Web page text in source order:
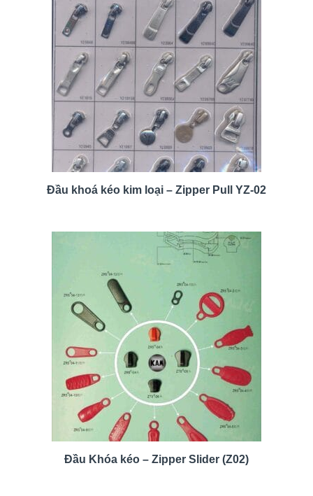
Đầu khoá kéo kim loại – Zipper Pull YZ-02
Đầu Khóa kéo – Zipper Slider (Z02)